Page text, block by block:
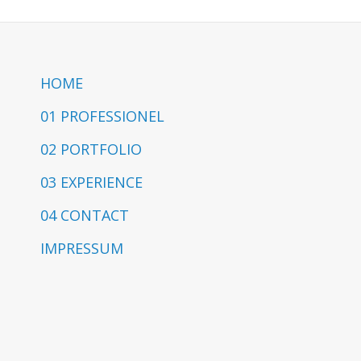
HOME
01 PROFESSIONEL
02 PORTFOLIO
03 EXPERIENCE
04 CONTACT
IMPRESSUM